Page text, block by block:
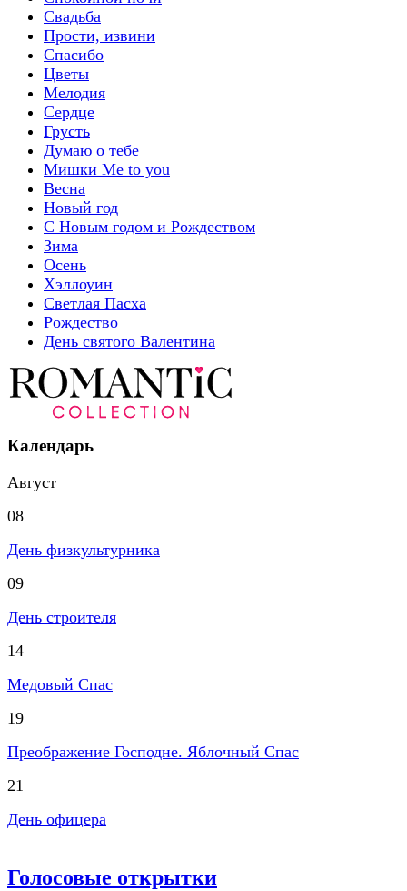
Свадьба
Прости, извини
Спасибо
Цветы
Мелодия
Сердце
Грусть
Думаю о тебе
Мишки Me to you
Весна
Новый год
С Новым годом и Рождеством
Зима
Осень
Хэллоуин
Светлая Пасха
Рождество
День святого Валентина
Календарь
Август
08
День физкультурника
09
День строителя
14
Медовый Спас
19
Преображение Господне. Яблочный Спас
21
День офицера
Голосовые открытки